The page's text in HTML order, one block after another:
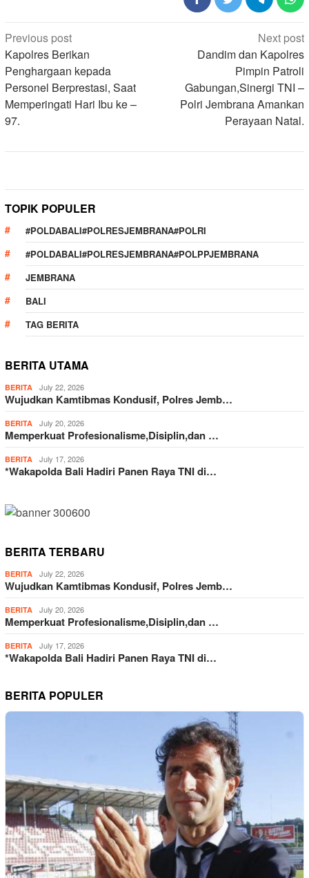
Post
navigation
Previous post
Kapolres Berikan
Penghargaan kepada
Personel Berprestasi, Saat
Memperingati Hari Ibu ke –
97.
Next post
Dandim dan Kapolres
Pimpin Patroli
Gabungan,Sinergi TNI –
Polri Jembrana Amankan
Perayaan Natal.
TOPIK POPULER
#POLDABALI#POLRESJEMBRANA#POLRI
#POLDABALI#POLRESJEMBRANA#POLPPJEMBRANA
JEMBRANA
BALI
TAG BERITA
BERITA UTAMA
BERITA July 22, 2026
Wujudkan Kamtibmas Kondusif, Polres Jemb…
BERITA July 20, 2026
Memperkuat Profesionalisme,Disiplin,dan …
BERITA July 17, 2026
*Wakapolda Bali Hadiri Panen Raya TNI di…
BERITA TERBARU
BERITA July 22, 2026
Wujudkan Kamtibmas Kondusif, Polres Jemb…
BERITA July 20, 2026
Memperkuat Profesionalisme,Disiplin,dan …
BERITA July 17, 2026
*Wakapolda Bali Hadiri Panen Raya TNI di…
BERITA POPULER